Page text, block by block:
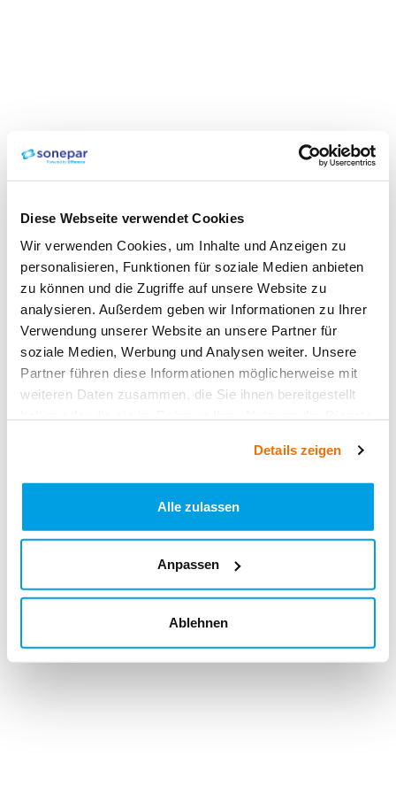
Diese Webseite verwendet Cookies
Wir verwenden Cookies, um Inhalte und Anzeigen zu
personalisieren, Funktionen für soziale Medien anbieten
zu können und die Zugriffe auf unsere Website zu
analysieren. Außerdem geben wir Informationen zu Ihrer
Verwendung unserer Website an unsere Partner für
soziale Medien, Werbung und Analysen weiter. Unsere
Partner führen diese Informationen möglicherweise mit
weiteren Daten zusammen, die Sie ihnen bereitgestellt
Details zeigen
Alle zulassen
Anpassen
Ablehnen